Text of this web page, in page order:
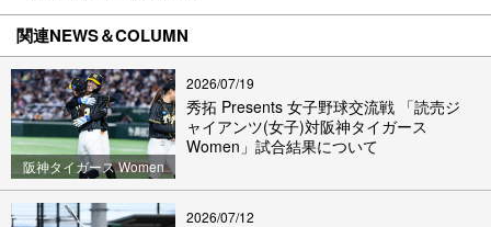
関連NEWS＆COLUMN
阪神タイガース Women
2026/07/19
秀拓 Presents 女子野球交流戦 「読売ジ
ャイアンツ(女子)対阪神タイガース
Women」試合結果について
2026/07/12